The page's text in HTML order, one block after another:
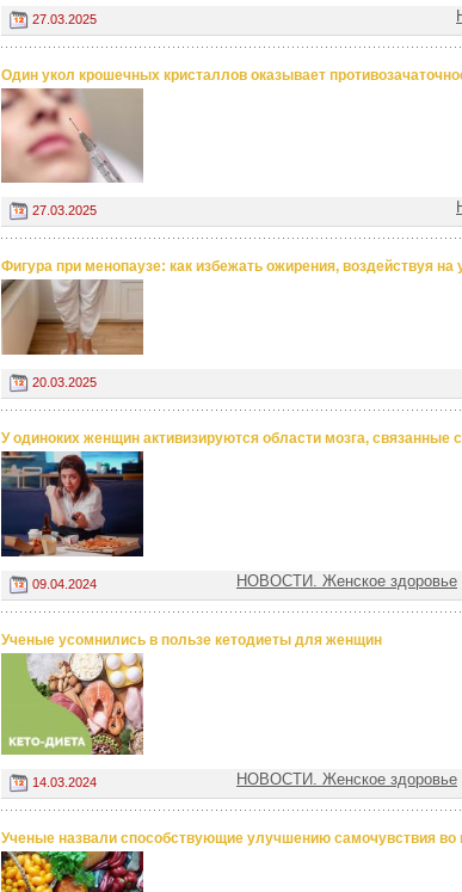
27.03.2025
Один укол крошечных кристаллов оказывает
27.03.2025
Фигура при менопаузе: как избежать ожирения, воздействуя на
20.03.2025
У одиноких женщин активизируются области мозга, связанные с
09.04.2024 НОВОСТИ. Женское здоровье
Ученые усомнились в пользе кетодиеты для женщин
14.03.2024 НОВОСТИ. Женское здоровье
Ученые назвали способствующие улучшению самочувствия